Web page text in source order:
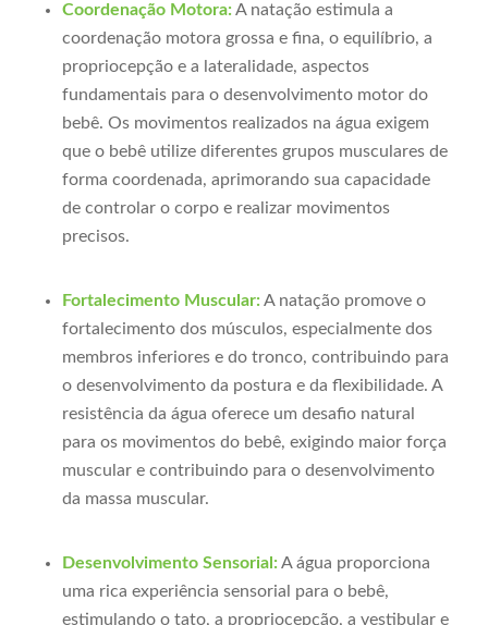
Coordenação Motora:A natação estimula a
coordenação motora grossa e fina, o equilíbrio, a
propriocepção e a lateralidade, aspectos
fundamentais para o desenvolvimento motor do
bebê. Os movimentos realizados na água exigem
que o bebê utilize diferentes grupos musculares de
forma coordenada, aprimorando sua capacidade
de controlar o corpo e realizar movimentos
precisos.
Fortalecimento Muscular:A natação promove o
fortalecimento dos músculos, especialmente dos
membros inferiores e do tronco, contribuindo para
o desenvolvimento da postura e da flexibilidade. A
resistência da água oferece um desafio natural
para os movimentos do bebê, exigindo maior força
muscular e contribuindo para o desenvolvimento
da massa muscular.
Desenvolvimento Sensorial:A água proporciona
uma rica experiência sensorial para o bebê,
estimulando o tato, a propriocepção, a vestibular e